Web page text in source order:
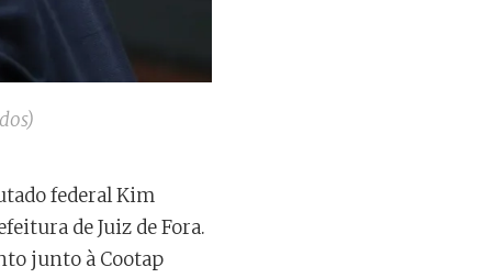
federal Kim
de Juiz de Fora.
junto à Cootap